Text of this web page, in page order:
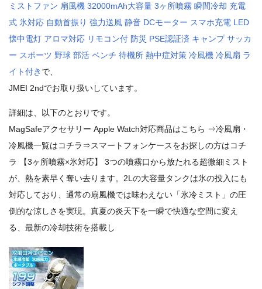
ミストファン 扇風機 32000mAh大容量 3ヶ所噴霧 瞬間冷却 充電
式 氷対応 自動首振り 強力送風 静音 DCモーター スマホ充電 LED
懐中電灯 アロマ対応 リモコン付 防災 PSE認証済 キャンプ サッカ
ー スポーツ 野球 部活 ベンチ 待機所 熱中症対策 冷風機 冷風扇 ラ
イト付き で、
JMEI 2ndでお取り扱いしています。
詳細は、以下のとおりです。
MagSafeアクセサリー Apple Watch対応商品はこちら ⇒冷風扇・
冷風機一覧はコチラ⇒スマートフォンケースをお探しの方はコチ
ラ 【3ヶ所噴霧×氷対応】 3つの噴霧口から放たれる超微細ミスト
が、熱を素早く奪い去ります。2Lの大容量タンクは氷の投入にも
対応しており、通常の扇風機では味わえない「氷冷ミスト」の圧
倒的な涼しさを実現。真夏の炎天下を一瞬で快適な空間に変え
る、最新の冷却技術を搭載し